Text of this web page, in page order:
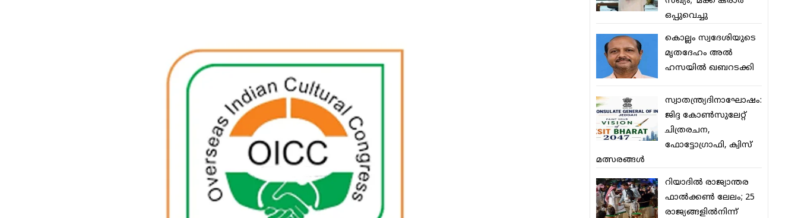
ഒപ്പുവെച്ചു
കൊല്ലം സ്വദേശിയുടെ
മൃതദേഹം അല്‍
ഹസയില്‍ ഖബറടക്കി
സ്വാതന്ത്ര്യദിനാഘോഷം:
ജിദ്ദ കോണ്‍സുലേറ്റ്
ചിത്രരചന,
ഫോട്ടോഗ്രാഫി, ക്വിസ്
മത്സരങ്ങള്‍
റിയാദില്‍ രാജ്യാന്തര
ഫാല്‍ക്കണ്‍ ലേലം; 25
രാജ്യങ്ങളില്‍നിന്ന്